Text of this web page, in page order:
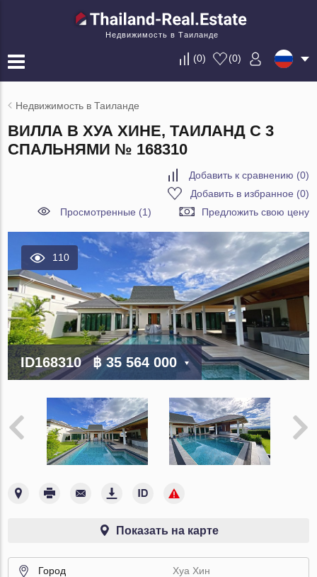
Недвижимость в Таиланде
(0) (0)
Недвижимость в Таиланде
ВИЛЛА В ХУА ХИНЕ, ТАИЛАНД С 3
СПАЛЬНЯМИ № 168310
Добавить к сравнению (0)
Добавить в избранное (0)
Просмотренные (1)
Предложить свою цену
110
ID168310 ฿ 35 564 000
Показать на карте
Город
Хуа Хин